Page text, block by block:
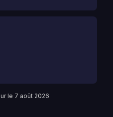
le 7 août 2026